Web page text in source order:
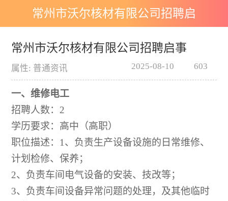
常州市沃尔核材有限公司招聘启
事
常州市沃尔核材有限公司招聘启事
属性: 普通资讯 603
2025-08-10
一、维修电工
招聘人数： 2
学历要求：高中（高职）
职位描述： 1、负责生产设备设施的日常维修、
计划检修、保养；
2、负责车间电气设备的安装、技改等；
3、负责车间设备异常问题的处理，及其他临时